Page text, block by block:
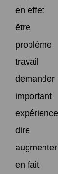
en effet
être
problème
travail
demander
important
expérience
dire
augmenter
en fait